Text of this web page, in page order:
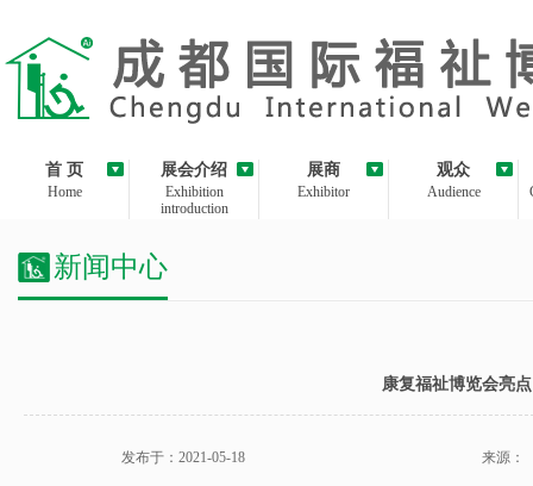
首 页
Home
展会介绍
Exhibition
introduction
展商
Exhibitor
观众
Audience
新闻中心
康复福祉博览会亮
发布于：2021-05-18 来源：